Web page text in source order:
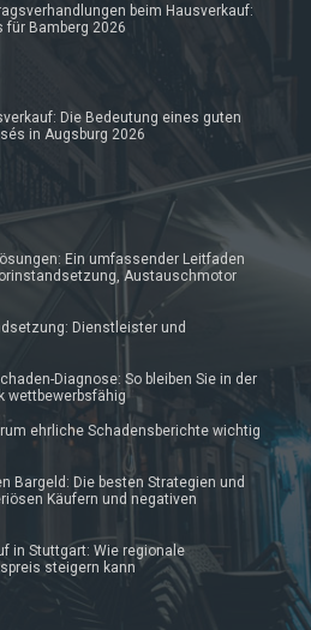
beim Hausverkauf:
für Bamberg 2026
Die Bedeutung eines guten
in Augsburg 2026
Ein umfassender Leitfaden
Austauschmotor
Dienstleister und
Diagnose: So bleiben Sie in der
wettbewerbsfähig
ehrliche Schadensberichte wichtig
Bargeld: Die besten Strategien und
Käufern und negativen
in Stuttgart: Wie regionale
steigern kann